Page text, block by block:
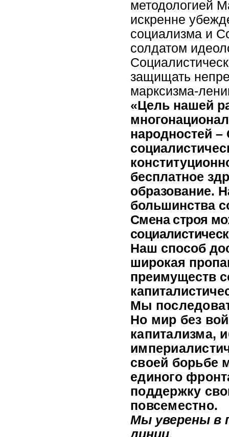
методологией
искренне
социализма и
солдатом
защищать
марксизма-
«Цель нашей
народностей
бесплатное
образование.
большинства
Смена строя
Наш способ
широкая
преимуществ
Мы
Но мир без
капитализма,
своей борьбе
единого
поддержку
повсеместно.
Мы уверены в
линии.